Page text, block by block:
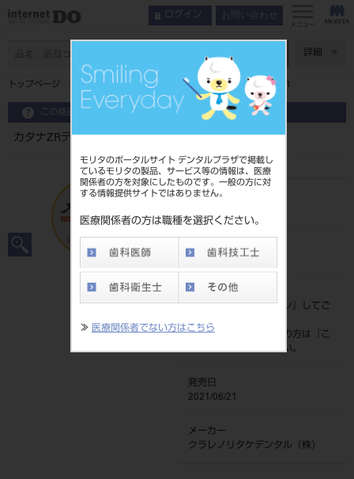
モリタのポータルサイト デンタルプラザで掲載し
ているモリタの製品、サービス等の情報は、医療
関係者の方を対象にしたものです。一般の方に対
する情報提供サイトではありません。
医療関係者の方は職種を選択ください。
≫ 医療関係者でない方はこちら
ログイン お問い合わせ
メニュー
詳細
トップページ カタナZRディスクHTML PLUS T22mm 1枚 B1
この商品に関するお問い合わせ
カタナZRディスクHTML PLUS T22mm 1枚 B1
品目コード
4571215262195
標準価格
価格の確認は『ログイン
』してご
ネット会員登録がまだの方は『
こ
ちら』より登録ください。
発売日
2021/06/21
メーカー
クラレノリタケデンタル（株）